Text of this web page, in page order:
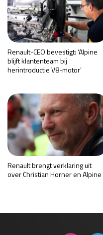
Renault-CEO bevestigt: ‘Alpine
blijft klantenteam bij
herintroductie V8-motor’
Renault brengt verklaring uit
over Christian Horner en Alpine